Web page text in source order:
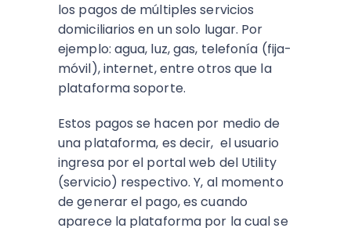
los pagos de múltiples servicios
domiciliarios en un solo lugar. Por
ejemplo: agua, luz, gas, telefonía (fija-
móvil), internet, entre otros que la
plataforma soporte.
Estos pagos se hacen por medio de
una plataforma, es decir, el usuario
ingresa por el portal web del Utility
(servicio) respectivo. Y, al momento
de generar el pago, es cuando
aparece la plataforma por la cual se